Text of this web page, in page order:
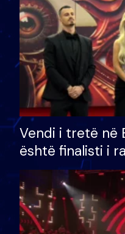
Vendi i tretë në
është finalisti i